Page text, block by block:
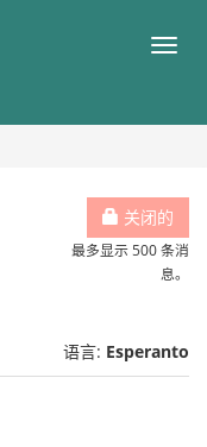
目
关闭的
最多显示 500 条消
息。
语言: Esperanto